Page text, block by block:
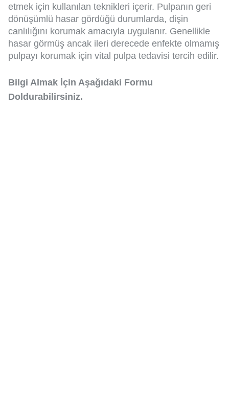
etmek için kullanılan teknikleri içerir. Pulpanın geri
dönüşümlü hasar gördüğü durumlarda, dişin
canlılığını korumak amacıyla uygulanır. Genellikle
hasar görmüş ancak ileri derecede enfekte olmamış
pulpayı korumak için vital pulpa tedavisi tercih edilir.
Bilgi Almak İçin Aşağıdaki Formu
Doldurabilirsiniz.